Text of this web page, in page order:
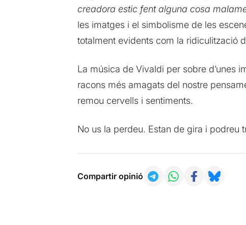
creadora estic fent alguna cosa
les imatges i el simbolisme de les
totalment evidents com la ridiculització
La música de Vivaldi per sobre d’unes
racons més amagats del nostre
remou cervells i sentiments.
No us la perdeu. Estan de gira i podreu
Compartir opinió